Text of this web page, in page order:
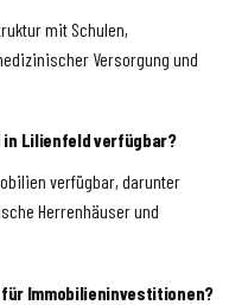
mit Schulen,
Versorgung und
in Lilienfeld verfügbar?
verfügbar, darunter
Herrenhäuser und
Immobilieninvestitionen?